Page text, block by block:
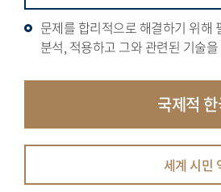
문제를 합리적으로 해결하기 위해
분석, 적용하고 그와 관련된 기술
국제적
세계 시민